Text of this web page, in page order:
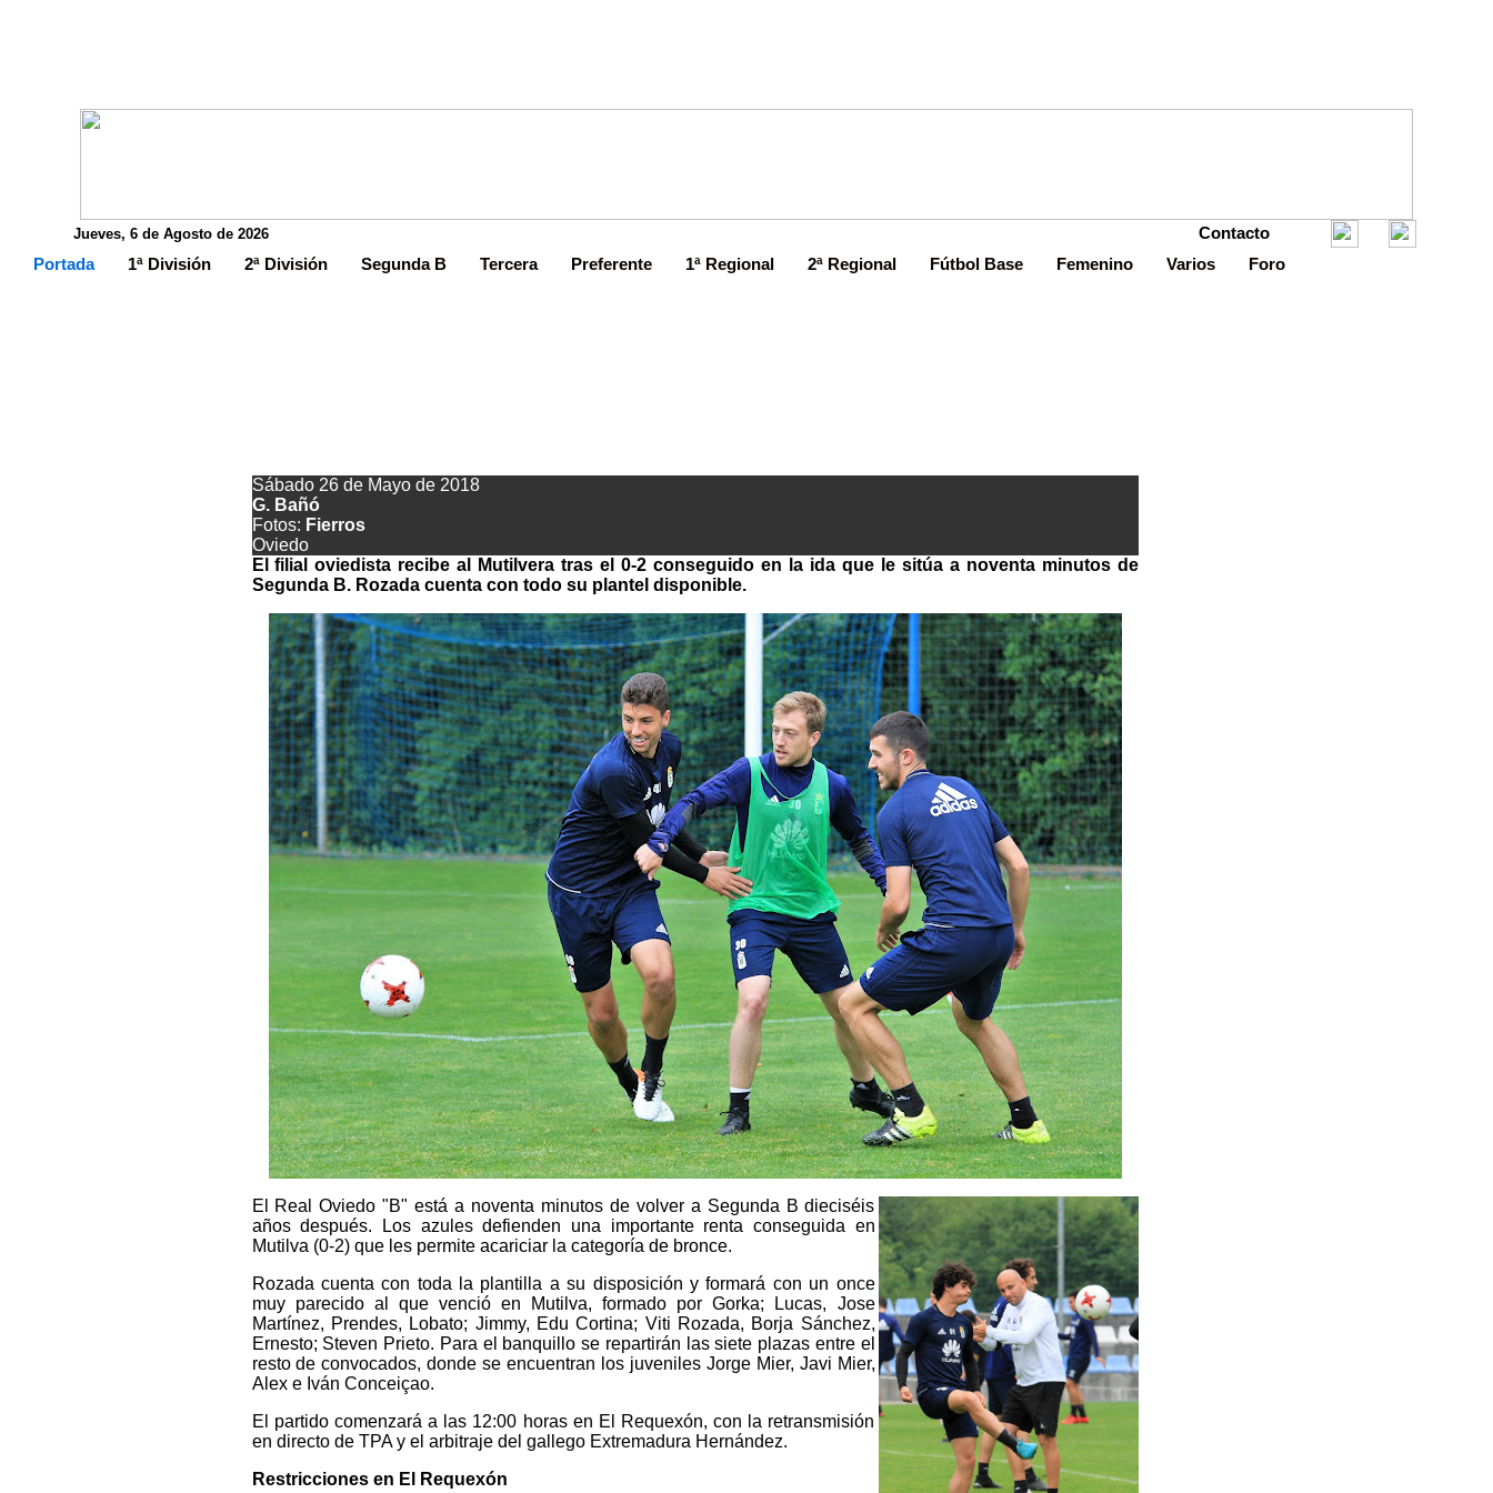
Jueves, 6 de Agosto de 2026 Contacto
Portada 1ª División 2ª División Segunda B Tercera Preferente 1ª Regional 2ª Regional Fútbol Base Femenino Varios Foro
Sábado 26 de Mayo de 2018
G. Bañó
Fotos: Fierros
Oviedo
El filial oviedista recibe al Mutilvera tras el 0-2 conseguido en la ida que le sitúa a noventa minutos de
Segunda B. Rozada cuenta con todo su plantel disponible.
El Real Oviedo "B" está a noventa minutos de volver a Segunda B dieciséis
años después. Los azules defienden una importante renta conseguida en
Mutilva (0-2) que les permite acariciar la categoría de bronce.
Rozada cuenta con toda la plantilla a su disposición y formará con un once
muy parecido al que venció en Mutilva, formado por Gorka; Lucas, Jose
Martínez, Prendes, Lobato; Jimmy, Edu Cortina; Viti Rozada, Borja Sánchez,
Ernesto; Steven Prieto. Para el banquillo se repartirán las siete plazas entre el
resto de convocados, donde se encuentran los juveniles Jorge Mier, Javi Mier,
Alex e Iván Conceiçao.
El partido comenzará a las 12:00 horas en El Requexón, con la retransmisión
en directo de TPA y el arbitraje del gallego Extremadura Hernández.
Restricciones en El Requexón